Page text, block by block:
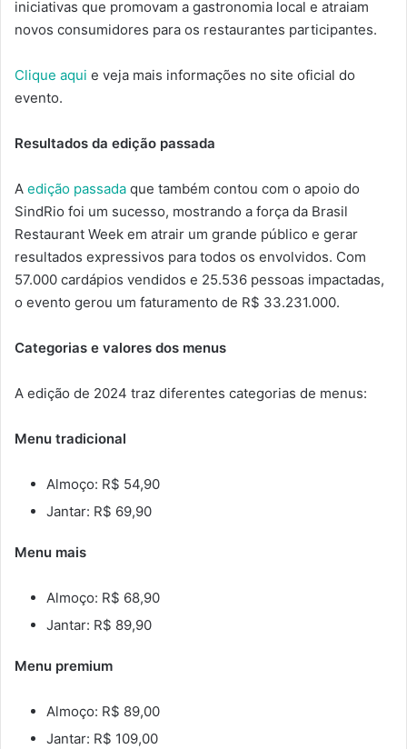
iniciativas que promovam a gastronomia local e atraiam
novos consumidores para os restaurantes participantes.
Clique aqui e veja mais informações no site oficial do
evento.
Resultados da edição passada
A edição passada que também contou com o apoio do
SindRio foi um sucesso, mostrando a força da Brasil
Restaurant Week em atrair um grande público e gerar
resultados expressivos para todos os envolvidos. Com
57.000 cardápios vendidos e 25.536 pessoas impactadas,
o evento gerou um faturamento de R$ 33.231.000.
Categorias e valores dos menus
A edição de 2024 traz diferentes categorias de menus:
Menu tradicional
Almoço: R$ 54,90
Jantar: R$ 69,90
Menu mais
Almoço: R$ 68,90
Jantar: R$ 89,90
Menu premium
Almoço: R$ 89,00
Jantar: R$ 109,00